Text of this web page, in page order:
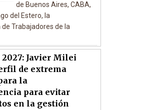
de Buenos Aires, CABA,
del Estero, la
Trabajadores de la
Javier Milei
de extrema
la
para evitar
en la gestión